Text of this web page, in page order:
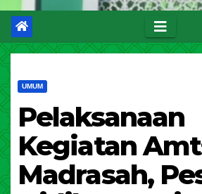
UMUM
Pelaksanaan
Kegiatan
Madrasah,